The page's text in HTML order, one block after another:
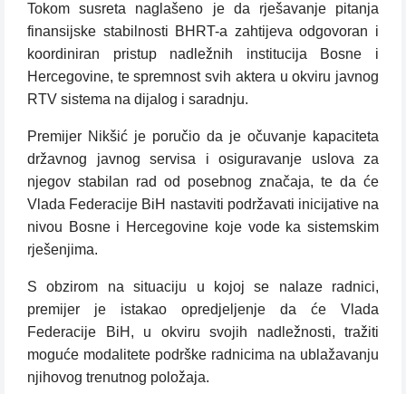
Tokom susreta naglašeno je da rješavanje pitanja
finansijske stabilnosti BHRT-a zahtijeva odgovoran i
koordiniran pristup nadležnih institucija Bosne i
Hercegovine, te spremnost svih aktera u okviru javnog
RTV sistema na dijalog i saradnju.
Premijer Nikšić je poručio da je očuvanje kapaciteta
državnog javnog servisa i osiguravanje uslova za
njegov stabilan rad od posebnog značaja, te da će
Vlada Federacije BiH nastaviti podržavati inicijative na
nivou Bosne i Hercegovine koje vode ka sistemskim
rješenjima.
S obzirom na situaciju u kojoj se nalaze radnici,
premijer je istakao opredjeljenje da će Vlada
Federacije BiH, u okviru svojih nadležnosti, tražiti
moguće modalitete podrške radnicima na ublažavanju
njihovog trenutnog položaja.